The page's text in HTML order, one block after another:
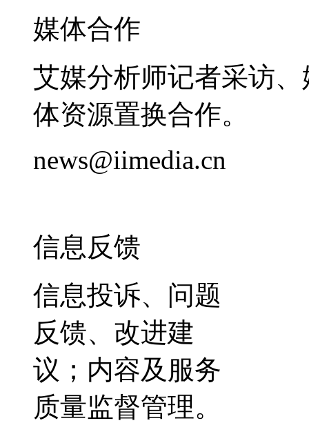
媒体合作
艾媒分析师记者采访
体资源置换合作。
news@iimedia.cn
信息反馈
信息投诉、问题
反馈、改进建
议；内容及服务
质量监督管理。